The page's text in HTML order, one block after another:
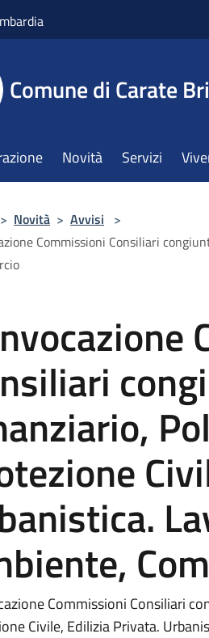
Comune di Carate
Novità Servizi
> Novità > Avvisi >
Commissioni Consiliari
Commissioni Consiliari
Civile, Edilizia Privata.